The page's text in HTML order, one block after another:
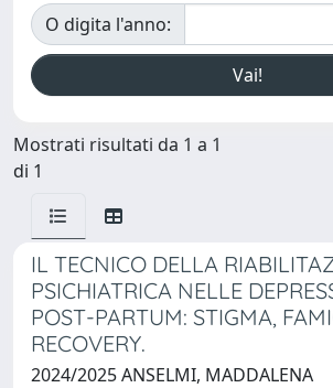
O digita l'anno:
Mostrati risultati da 1 a 1
di 1
IL TECNICO DELLA
PSICHIATRICA NELLE
POST-PARTUM: STIGMA,
RECOVERY.
2024/2025 ANSELMI, MADDALENA